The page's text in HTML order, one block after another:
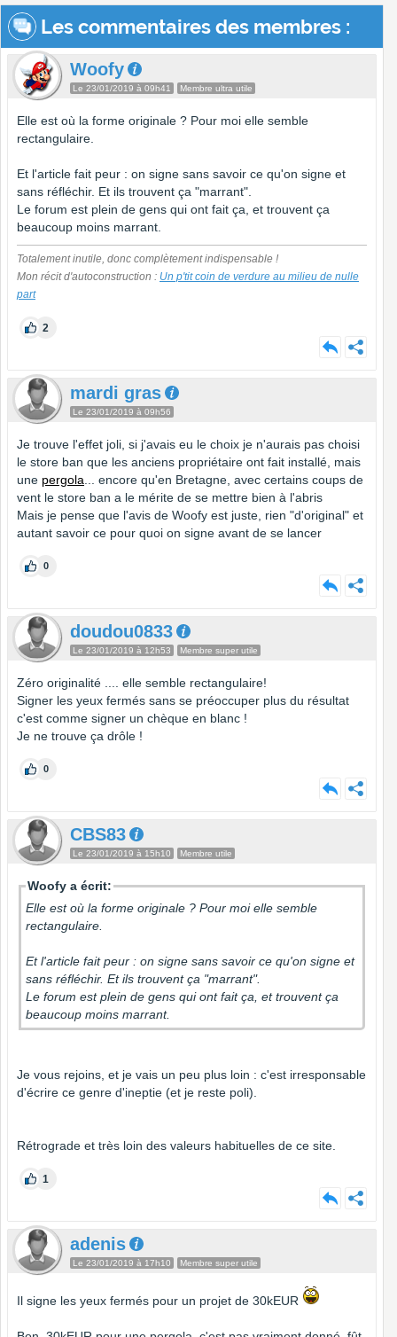
Les commentaires des membres :
Woofy
Le 23/01/2019 à 09h41 Membre ultra utile
Elle est où la forme originale ? Pour moi elle semble
rectangulaire.
Et l'article fait peur : on signe sans savoir ce qu'on signe et
sans réfléchir. Et ils trouvent ça "marrant".
Le forum est plein de gens qui ont fait ça, et trouvent ça
beaucoup moins marrant.
Totalement inutile, donc complètement indispensable !
Mon récit d'autoconstruction : Un p'tit coin de verdure au milieu de nulle
part
2
mardi gras
Le 23/01/2019 à 09h56
Je trouve l'effet joli, si j'avais eu le choix je n'aurais pas choisi
le store ban que les anciens propriétaire ont fait installé, mais
une pergola ... encore qu'en Bretagne, avec certains coups de
vent le store ban a le mérite de se mettre bien à l'abris
Mais je pense que l'avis de Woofy est juste, rien "d'original" et
autant savoir ce pour quoi on signe avant de se lancer
0
doudou0833
Le 23/01/2019 à 12h53 Membre super utile
Zéro originalité .... elle semble rectangulaire!
Signer les yeux fermés sans se préoccuper plus du résultat
c'est comme signer un chèque en blanc !
Je ne trouve ça drôle !
0
CBS83
Le 23/01/2019 à 15h10 Membre utile
Woofy a écrit:
Elle est où la forme originale ? Pour moi elle semble
rectangulaire.
Et l'article fait peur : on signe sans savoir ce qu'on signe et
sans réfléchir. Et ils trouvent ça "marrant".
Le forum est plein de gens qui ont fait ça, et trouvent ça
beaucoup moins marrant.
Je vous rejoins, et je vais un peu plus loin : c'est irresponsable
d'écrire ce genre d'ineptie (et je reste poli).
Rétrograde et très loin des valeurs habituelles de ce site.
1
adenis
Le 23/01/2019 à 17h10 Membre super utile
Il signe les yeux fermés pour un projet de 30kEUR